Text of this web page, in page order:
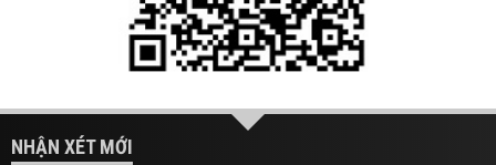
NHẬN XÉT MỚI